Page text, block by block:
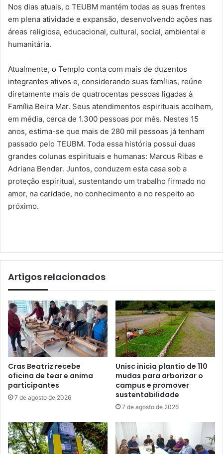
Nos dias atuais, o TEUBM mantém todas as suas frentes
em plena atividade e expansão, desenvolvendo ações nas
áreas religiosa, educacional, cultural, social, ambiental e
humanitária.
Atualmente, o Templo conta com mais de duzentos
integrantes ativos e, considerando suas famílias, reúne
diretamente mais de quatrocentas pessoas ligadas à
Família Beira Mar. Seus atendimentos espirituais acolhem,
em média, cerca de 1.300 pessoas por mês. Nestes 15
anos, estima-se que mais de 280 mil pessoas já tenham
passado pelo TEUBM. Toda essa história possui duas
grandes colunas espirituais e humanas: Marcus Ribas e
Adriana Bender. Juntos, conduzem esta casa sob a
proteção espiritual, sustentando um trabalho firmado no
amor, na caridade, no conhecimento e no respeito ao
próximo.
Artigos relacionados
Cras Beatriz recebe
oficina de tear e anima
participantes
7 de agosto de 2026
Unisc inicia plantio de 110
mudas para arborizar o
campus e promover
sustentabilidade
7 de agosto de 2026